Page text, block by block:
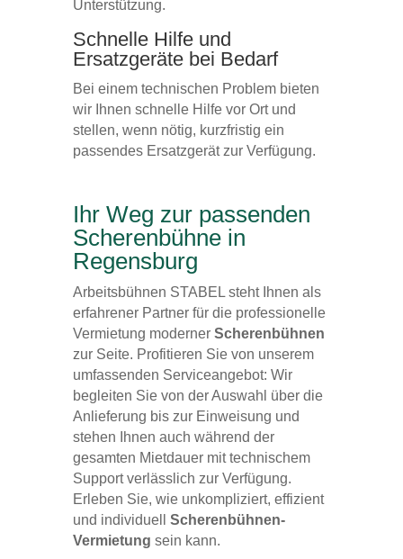
Unterstützung.
Schnelle Hilfe und
Ersatzgeräte bei Bedarf
Bei einem technischen Problem bieten
wir Ihnen schnelle Hilfe vor Ort und
stellen, wenn nötig, kurzfristig ein
passendes Ersatzgerät zur Verfügung.
Ihr Weg zur passenden
Scherenbühne in
Regensburg
Arbeitsbühnen STABEL steht Ihnen als
erfahrener Partner für die professionelle
Vermietung moderner Scherenbühnen
zur Seite. Profitieren Sie von unserem
umfassenden Serviceangebot: Wir
begleiten Sie von der Auswahl über die
Anlieferung bis zur Einweisung und
stehen Ihnen auch während der
gesamten Mietdauer mit technischem
Support verlässlich zur Verfügung.
Erleben Sie, wie unkompliziert, effizient
und individuell Scherenbühnen-
Vermietung sein kann.